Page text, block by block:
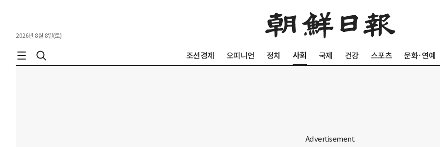
2026년 8월 8일(토)
조선경제 오피니언 정치 사회 국제 건강 스포츠 문화·연예